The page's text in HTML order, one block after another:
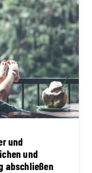
und
und
abschließen